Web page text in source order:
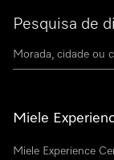
Pesquisa de
Miele
Miele Experience